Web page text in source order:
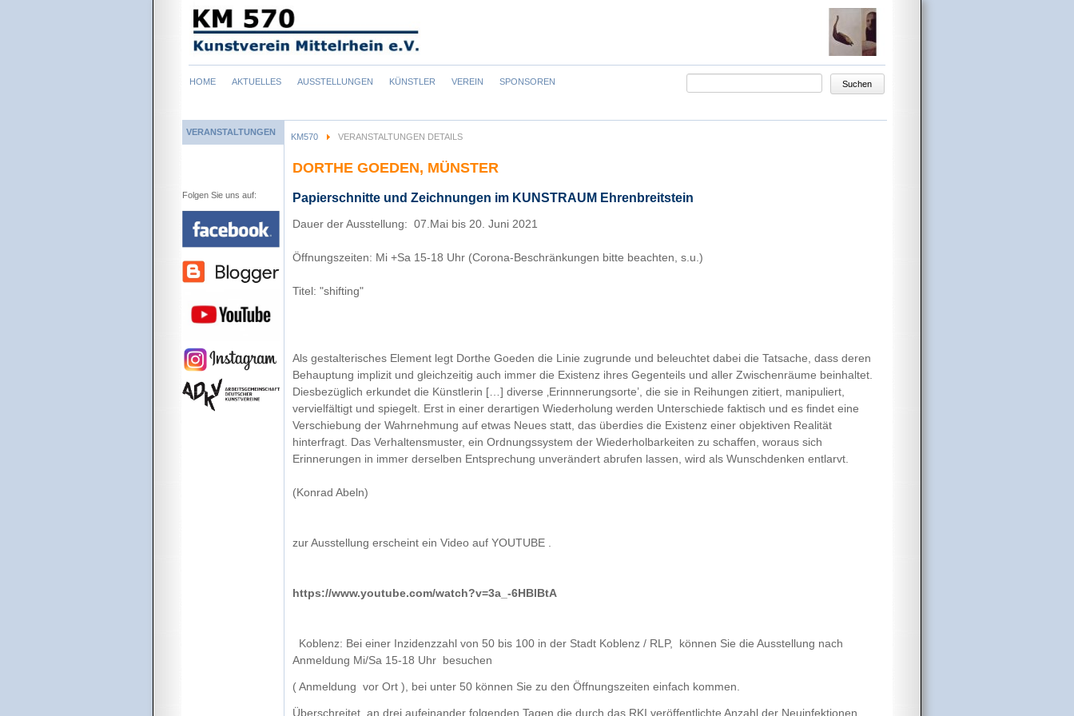
Navigation
HOME AKTUELLES AUSSTELLUNGEN KÜNSTLER VEREIN SPONSOREN Suchen
KM570 VERANSTALTUNGEN DETAILS
DORTHE GOEDEN, MÜNSTER
Papierschnitte und Zeichnungen im KUNSTRAUM Ehrenbreitstein
Dauer der Ausstellung: 07.Mai bis 20. Juni 2021
Öffnungszeiten: Mi +Sa 15-18 Uhr (Corona-Beschränkungen bitte beachten, s.u.)
Titel: "shifting"
Als gestalterisches Element legt Dorthe Goeden die Linie zugrunde und beleuchtet dabei die Tatsache, dass deren
Behauptung implizit und gleichzeitig auch immer die Existenz ihres Gegenteils und aller Zwischenräume beinhaltet.
Diesbezüglich erkundet die Künstlerin […] diverse ‚Erinnnerungsorte’, die sie in Reihungen zitiert, manipuliert,
vervielfältigt und spiegelt. Erst in einer derartigen Wiederholung werden Unterschiede faktisch und es findet eine
Verschiebung der Wahrnehmung auf etwas Neues statt, das überdies die Existenz einer objektiven Realität
hinterfragt. Das Verhaltensmuster, ein Ordnungssystem der Wiederholbarkeiten zu schaffen, woraus sich
Erinnerungen in immer derselben Entsprechung unverändert abrufen lassen, wird als Wunschdenken entlarvt.
(Konrad Abeln)
zur Ausstellung erscheint ein Video auf YOUTUBE .
https://www.youtube.com/watch?v=3a_-6HBlBtA
Koblenz: Bei einer Inzidenzzahl von 50 bis 100 in der Stadt Koblenz / RLP, können Sie die Ausstellung nach
Anmeldung Mi/Sa 15-18 Uhr besuchen
( Anmeldung vor Ort ), bei unter 50 können Sie zu den Öffnungszeiten einfach kommen.
Überschreitet an drei aufeinander folgenden Tagen die durch das RKI veröffentlichte Anzahl der Neuinfektionen
VERANSTALTUNGEN
Folgen Sie uns auf: